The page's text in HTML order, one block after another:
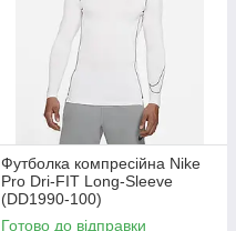
Футболка компресійна Nike
Pro Dri-FIT Long-Sleeve
(DD1990-100)
Готово до відправки